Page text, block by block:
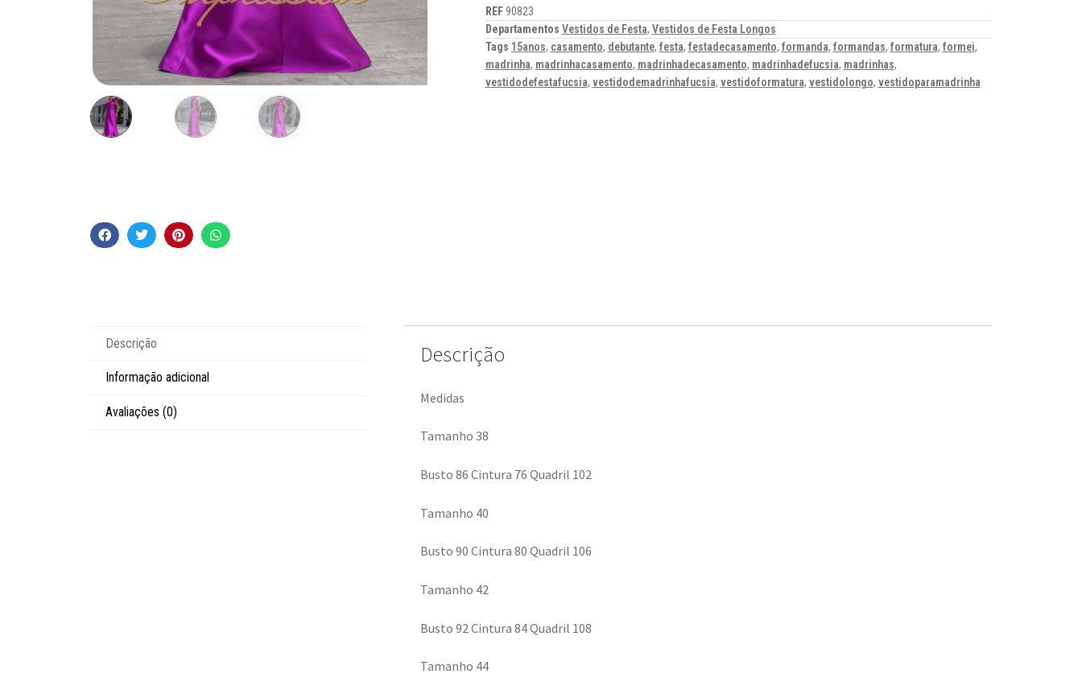
REF90823
Departamentos Vestidos de Festa, Vestidos de Festa Longos
Tags 15anos, casamento, debutante, festa, festadecasamento, formanda, formandas, formatura, formei,
madrinha, madrinhacasamento, madrinhadecasamento, madrinhadefucsia, madrinhas,
vestidodefestafucsia, vestidodemadrinhafucsia, vestidoformatura, vestidolongo, vestidoparamadrinha
Descrição
Informação adicional
Avaliações (0)
Descrição
Medidas
Tamanho 38
Busto 86 Cintura 76 Quadril 102
Tamanho 40
Busto 90 Cintura 80 Quadril 106
Tamanho 42
Busto 92 Cintura 84 Quadril 108
Tamanho 44